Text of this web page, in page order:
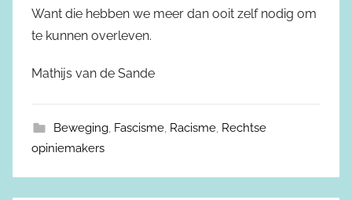
Want die hebben we meer dan ooit zelf nodig om
te kunnen overleven.
Mathijs van de Sande
Beweging, Fascisme, Racisme, Rechtse
opiniemakers